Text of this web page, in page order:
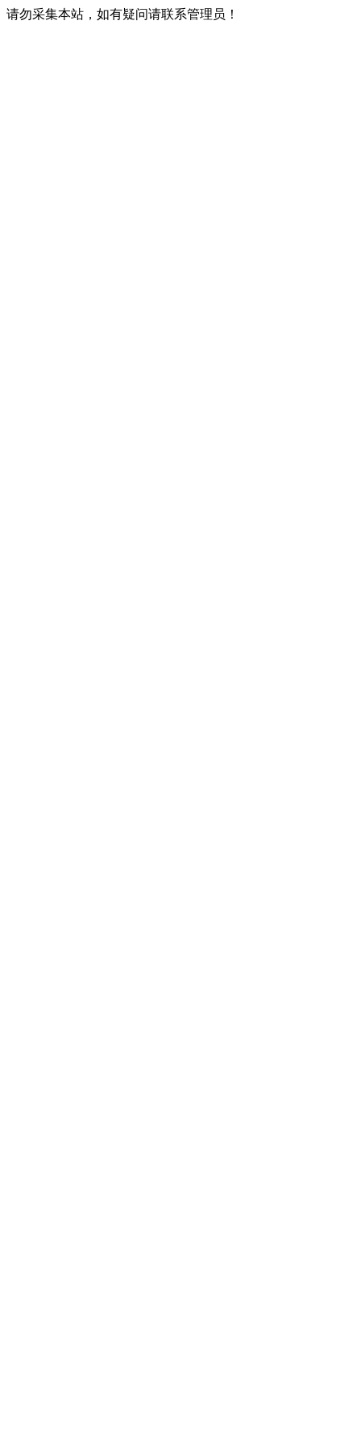
请勿采集本站，如有疑问请联系管理员！